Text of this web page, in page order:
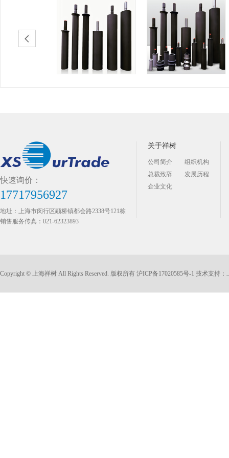
快速询价：
17717956927
地址：上海市闵行区颛桥镇都会路2338号121栋
销售服务传真：021-62323893
关于祥树
公司简介
组织机构
总裁致辞
发展历程
企业文化
Copyright © 上海祥树 All Rights Reserved. 版权所有 沪ICP备17020585号-1 技术支持：